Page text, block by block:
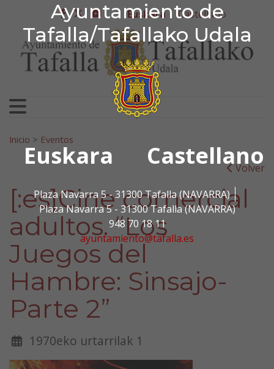
Ayuntamiento de
Tafalla/Tafallako Udala
Euskara Castellano
Plaza Navarra 5 - 31300 Tafalla (NAVARRA)
Plaza Navarra 5 - 31300 Tafalla (NAVARRA)
948 70 18 11
ayuntamiento@tafalla.es
Ir al contenido
Ayuntamiento de
facebook
twitter
youtube
Euskara Castellano
Bilatu:
Inicio > Eventos
Volver
[:es]Cine comercial
adultos. “Los
Juegos del
Hambre: Sinsajo-
Parte 2”
1970eko urtarrilak 1